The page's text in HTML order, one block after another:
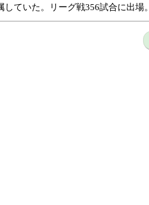
ていた。リーグ戦356試合に出場。